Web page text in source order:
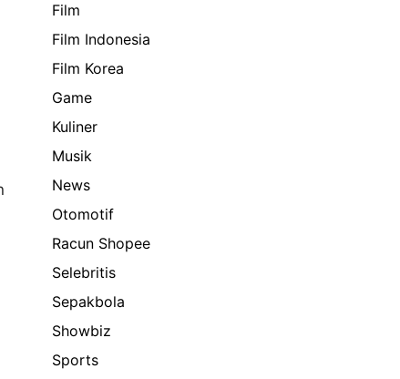
Film
Film Indonesia
Film Korea
Game
Kuliner
Musik
News
Otomotif
Racun Shopee
Selebritis
Sepakbola
Showbiz
Sports